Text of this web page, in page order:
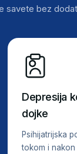
savete bez
Depresija
dojke
Psihijatrijska
tokom i